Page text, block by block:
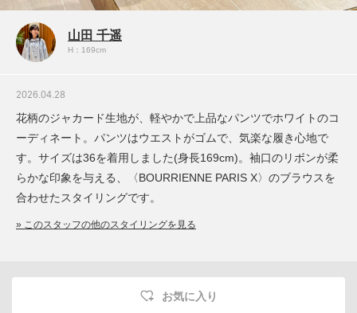
山田 千遥
H：169cm
2026.04.28
花柄のジャカード生地が、軽やかで上品なパンツでホワイトのコ
ーディネート。パンツはウエストがゴムで、気楽な履き心地で
す。サイズは36を着用しました(身長169cm)。袖口のリボンが柔
らかな印象を与える、〈BOURRIENNE PARIS X〉のブラウスを
合わせたスタイリングです。
» このスタッフの他のスタイリングを見る
お気に入り